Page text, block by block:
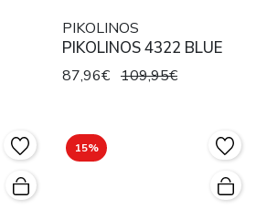
PIKOLINOS
PIKOLINOS 4322 BLUE
87,96€ 109,95€
15%